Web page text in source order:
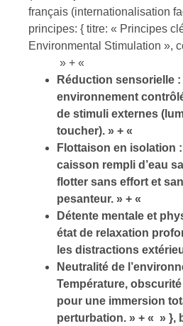
français (internationalisation
principes: { titre: « Principes
Environmental Stimulation »,
» + «
Réduction sensorielle :
environnement
de stimuli externes
toucher). » + «
Flottaison en isolation
caisson rempli d’eau
flotter sans effort et
pesanteur. » + «
Détente mentale et
état de relaxation
les distractions
Neutralité de
Température,
pour une immersion
perturbation. » + « » },